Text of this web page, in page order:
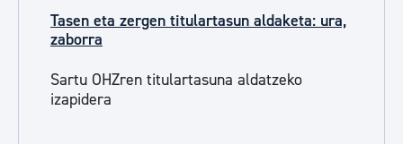
Tasen eta zergen titulartasun aldaketa: ura,
zaborra
Sartu OHZren titulartasuna aldatzeko
izapidera